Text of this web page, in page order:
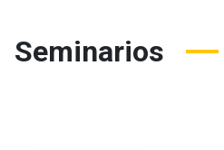
Seminarios